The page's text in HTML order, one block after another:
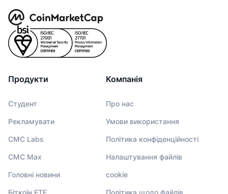
Продукти
Студент
Рекламувати
CMC Labs
CMC Max
Головні новини
Компанія
Про нас
Умови використання
Політика конфіденційності
Налаштування файлів
cookie